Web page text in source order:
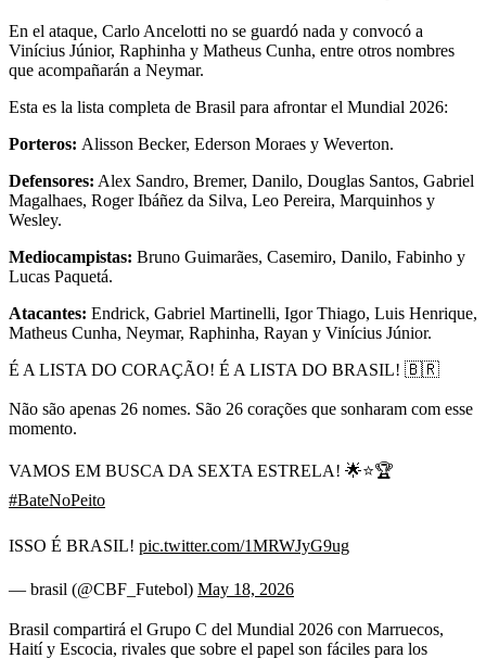
En el ataque, Carlo Ancelotti no se guardó nada y convocó a
Vinícius Júnior, Raphinha y Matheus Cunha, entre otros nombres
que acompañarán a Neymar.
Esta es la lista completa de Brasil para afrontar el Mundial 2026:
Porteros: Alisson Becker, Ederson Moraes y Weverton.
Defensores: Alex Sandro, Bremer, Danilo, Douglas Santos, Gabriel
Magalhaes, Roger Ibáñez da Silva, Leo Pereira, Marquinhos y
Wesley.
Mediocampistas: Bruno Guimarães, Casemiro, Danilo, Fabinho y
Lucas Paquetá.
Atacantes: Endrick, Gabriel Martinelli, Igor Thiago, Luis Henrique,
Matheus Cunha, Neymar, Raphinha, Rayan y Vinícius Júnior.
É A LISTA DO CORAÇÃO! É A LISTA DO BRASIL! 🇧🇷
Não são apenas 26 nomes. São 26 corações que sonharam com esse
momento.
VAMOS EM BUSCA DA SEXTA ESTRELA! 🌟⭐🏆
#BateNoPeito
ISSO É BRASIL! pic.twitter.com/1MRWJyG9ug
— brasil (@CBF_Futebol) May 18, 2026
Brasil compartirá el Grupo C del Mundial 2026 con Marruecos,
Haití y Escocia, rivales que sobre el papel son fáciles para los